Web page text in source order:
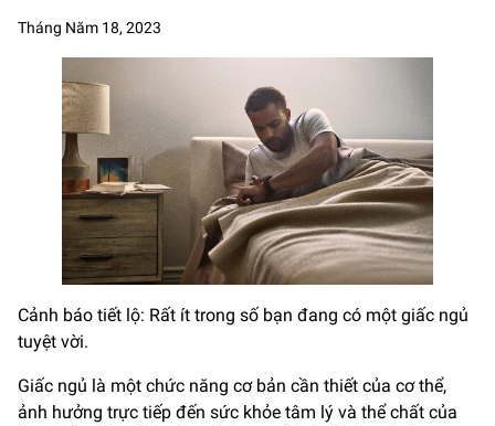
Tháng Năm 18, 2023
Cảnh báo tiết lộ: Rất ít trong số bạn đang có một giấc ngủ
tuyệt vời.
Giấc ngủ là một chức năng cơ bản cần thiết của cơ thể,
ảnh hưởng trực tiếp đến sức khỏe tâm lý và thể chất của